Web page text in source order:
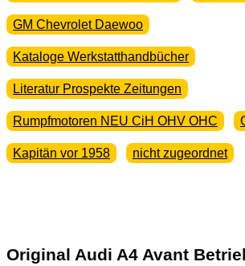
GM Chevrolet Daewoo
Kataloge Werkstatthandbücher
Literatur Prospekte Zeitungen
Rumpfmotoren NEU CiH OHV OHC
Kapitän vor 1958 nicht zugeordnet
Original Audi A4 Avant